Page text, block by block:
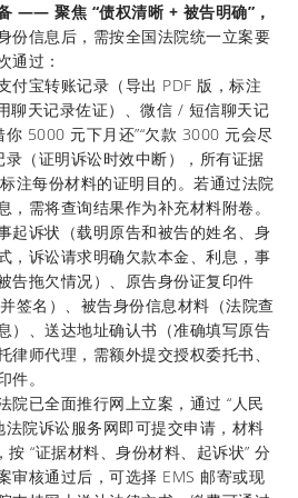
—— 聚焦 “债权清晰 + 被告明确”，
份信息后，需按全国法院统一立案要
通过：
付宝转账记录（导出 PDF 版，标注
聊天记录佐证）、微信 / 短信聊天记
5000 元下月还”“欠款 3000 元会尽
录（证明诉讼时效中断），所有证据
注每份材料的证明目的。若通过法院
，需将查询结果作为补充材料附卷。
起诉状（载明原告和被告的姓名、身
，诉讼请求明确欠款本金、利息，事
告拖欠情况）、原告身份证复印件
并签名）、被告身份信息材料（法院查
）、送达地址确认书（准确填写原告
律师代理，需额外提交授权委托书、
。
已全面推行网上立案，通过 “人民
法院诉讼服务网即可提交申请，材料
“证据材料、身份材料、起诉状” 分
审核通过后，可选择 EMS 邮寄或现